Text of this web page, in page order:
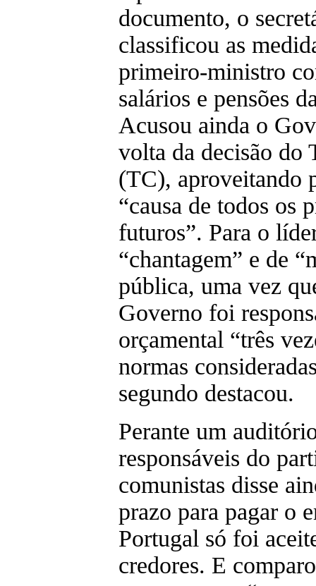
documento, o
classificou as
primeiro-ministro
salários e pensões
Acusou ainda o
volta da decisão do
(TC), aproveitando
“causa de todos os
futuros”. Para o
“chantagem” e de
pública, uma vez
Governo foi
orçamental “três
normas
segundo destacou.
Perante um
responsáveis do
comunistas disse
prazo para pagar o
Portugal só foi
credores. E